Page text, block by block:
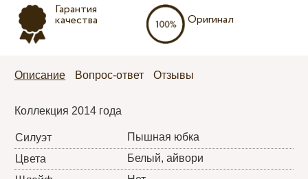
Гарантия
качества Оригинал
Описание Вопрос-ответ Отзывы
Коллекция 2014 года
Силуэт
Пышная юбка
Цвета
Белый, айвори